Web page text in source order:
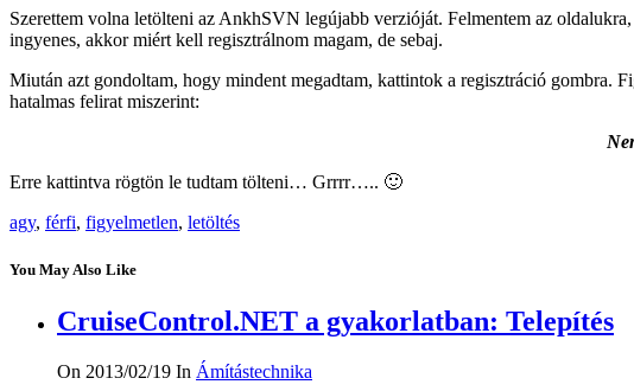
Szerettem volna letölteni az AnkhSVN legújabb verzióját. Felmentem az
ingyenes, akkor miért kell regisztrálnom magam, de sebaj.
Miután azt gondoltam, hogy mindent megadtam, kattintok a regisztráció
hatalmas felirat miszerint:
Erre kattintva rögtön le tudtam tölteni… Grrrr….. 🙂
agy, férfi, figyelmetlen, letöltés
You May Also Like
CruiseControl.NET a gyakorlatban: Telepítés
On 2013/02/19 In Ámítástechnika